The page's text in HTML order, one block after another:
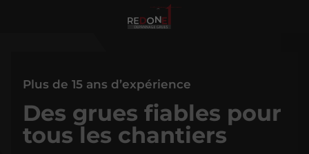
Plus de 15 ans d’expérience
Des grues fiables pour
tous les chantiers